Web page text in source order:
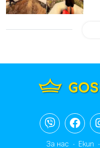
За нас Екип